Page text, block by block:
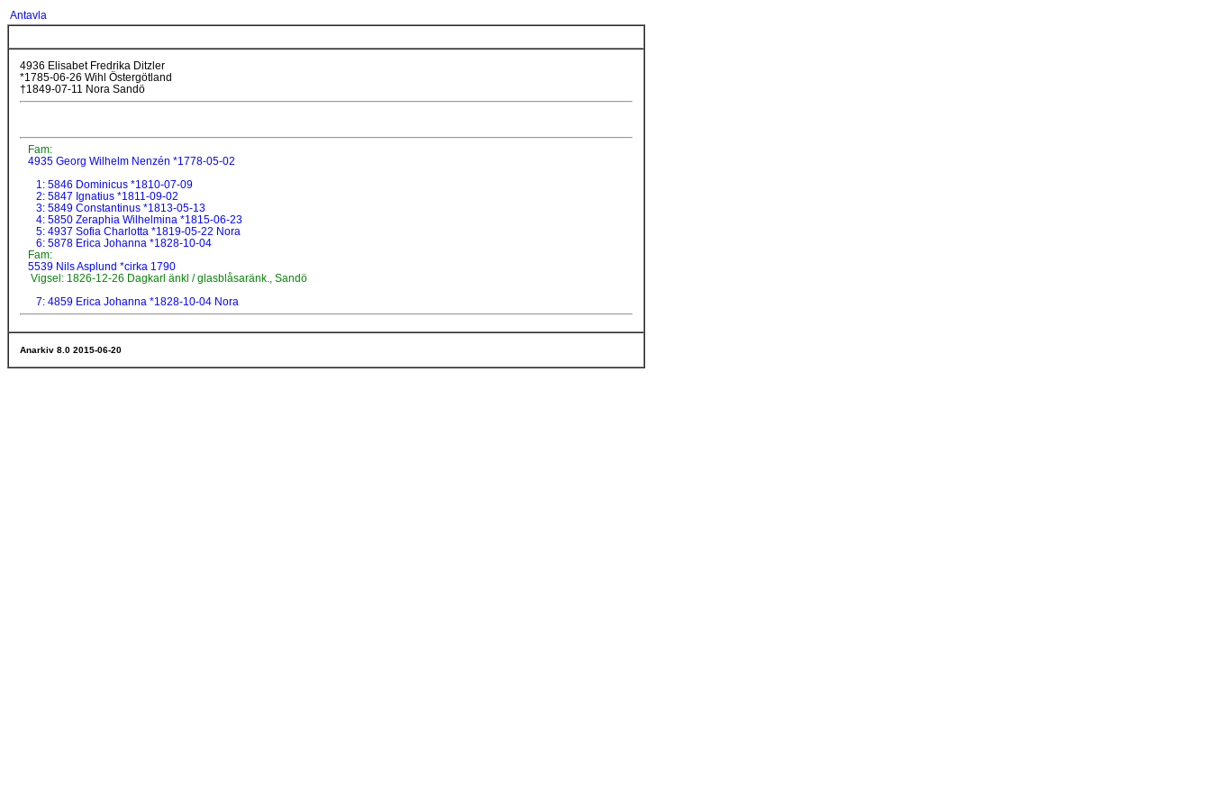
Antavla
4936 Elisabet Fredrika Ditzler
*1785-06-26 Wihl Östergötland
†1849-07-11 Nora Sandö
Fam:
4935 Georg Wilhelm Nenzén *1778-05-02
1: 5846 Dominicus *1810-07-09
2: 5847 Ignatius *1811-09-02
3: 5849 Constantinus *1813-05-13
4: 5850 Zeraphia Wilhelmina *1815-06-23
5: 4937 Sofia Charlotta *1819-05-22 Nora
6: 5878 Erica Johanna *1828-10-04
Fam:
5539 Nils Asplund *cirka 1790
Vigsel: 1826-12-26 Dagkarl änkl / glasblåsaränk., Sandö
7: 4859 Erica Johanna *1828-10-04 Nora
Anarkiv 8.0 2015-06-20